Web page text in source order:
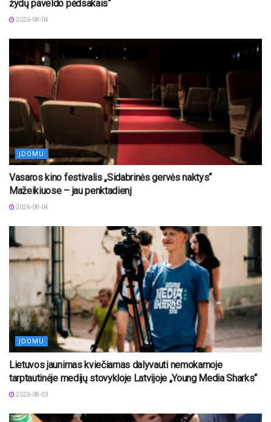
žydų paveldo pėdsakais“
2026-08-04
ĮDOMU
Vasaros kino festivalis „Sidabrinės gervės naktys“
Mažeikiuose – jau penktadienį
2026-08-04
ĮDOMU
Lietuvos jaunimas kviečiamas dalyvauti nemokamoje
tarptautinėje medijų stovykloje Latvijoje „Young Media Sharks“
2026-08-03